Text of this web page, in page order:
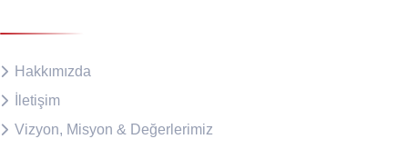
Hakkımızda
İletişim
Vizyon, Misyon & Değerlerimiz